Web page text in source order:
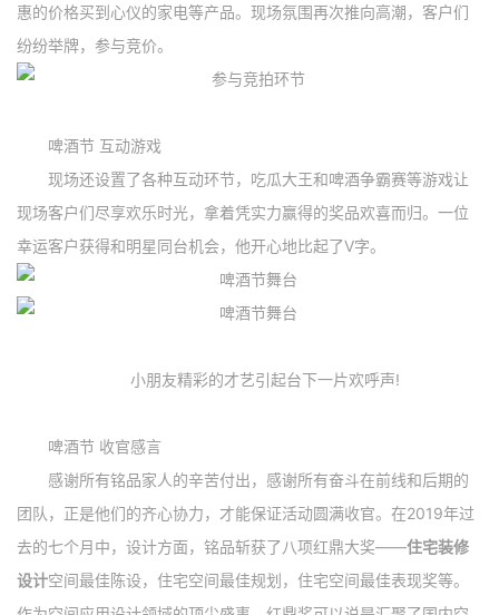
惠的价格买到心仪的家电等产品。现场氛围再次推向高潮，客户们
纷纷举牌，参与竞价。
啤酒节 互动游戏
现场还设置了各种互动环节，吃瓜大王和啤酒争霸赛等游戏让
现场客户们尽享欢乐时光，拿着凭实力赢得的奖品欢喜而归。一位
幸运客户获得和明星同台机会，他开心地比起了V字。
小朋友精彩的才艺引起台下一片欢呼声!
啤酒节 收官感言
感谢所有铭品家人的辛苦付出，感谢所有奋斗在前线和后期的
团队，正是他们的齐心协力，才能保证活动圆满收官。在2019年过
去的七个月中，设计方面，铭品斩获了八项红鼎大奖——住宅装修
设计空间最佳陈设，住宅空间最佳规划，住宅空间最佳表现奖等。